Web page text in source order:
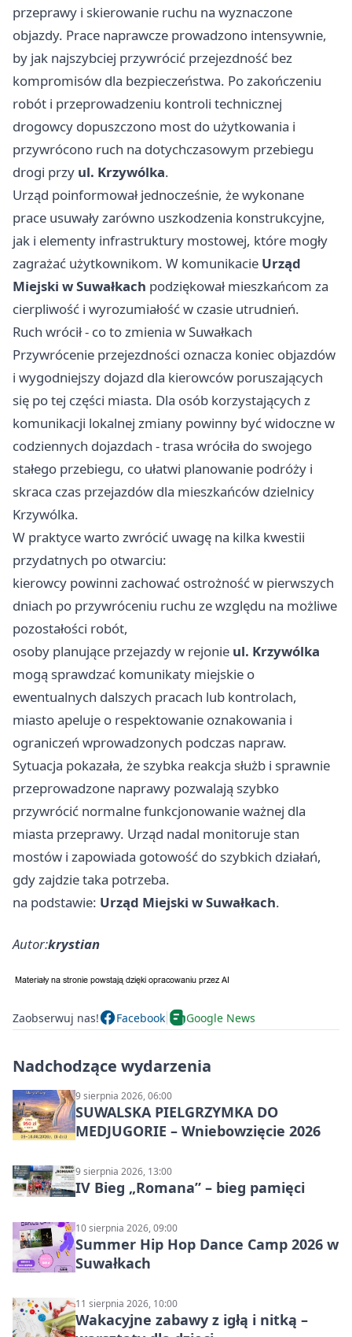
przeprawy i skierowanie ruchu na wyznaczone
objazdy. Prace naprawcze prowadzono intensywnie,
by jak najszybciej przywrócić przejezdność bez
kompromisów dla bezpieczeństwa. Po zakończeniu
robót i przeprowadzeniu kontroli technicznej
drogowcy dopuszczono most do użytkowania i
przywrócono ruch na dotychczasowym przebiegu
drogi przy ul. Krzywólka.
Urząd poinformował jednocześnie, że wykonane
prace usuwały zarówno uszkodzenia konstrukcyjne,
jak i elementy infrastruktury mostowej, które mogły
zagrażać użytkownikom. W komunikacie Urząd
Miejski w Suwałkach podziękował mieszkańcom za
cierpliwość i wyrozumiałość w czasie utrudnień.
Ruch wrócił - co to zmienia w Suwałkach
Przywrócenie przejezdności oznacza koniec objazdów
i wygodniejszy dojazd dla kierowców poruszających
się po tej części miasta. Dla osób korzystających z
komunikacji lokalnej zmiany powinny być widoczne w
codziennych dojazdach - trasa wróciła do swojego
stałego przebiegu, co ułatwi planowanie podróży i
skraca czas przejazdów dla mieszkańców dzielnicy
Krzywólka.
W praktyce warto zwrócić uwagę na kilka kwestii
przydatnych po otwarciu:
kierowcy powinni zachować ostrożność w pierwszych
dniach po przywróceniu ruchu ze względu na możliwe
pozostałości robót,
osoby planujące przejazdy w rejonie ul. Krzywólka
mogą sprawdzać komunikaty miejskie o
ewentualnych dalszych pracach lub kontrolach,
miasto apeluje o respektowanie oznakowania i
ograniczeń wprowadzonych podczas napraw.
Sytuacja pokazała, że szybka reakcja służb i sprawnie
przeprowadzone naprawy pozwalają szybko
przywrócić normalne funkcjonowanie ważnej dla
miasta przeprawy. Urząd nadal monitoruje stan
mostów i zapowiada gotowość do szybkich działań,
gdy zajdzie taka potrzeba.
na podstawie: Urząd Miejski w Suwałkach.
Autor:krystian
Zaobserwuj nas! Facebook Google News
Nadchodzące wydarzenia
9 sierpnia 2026, 06:00
SUWALSKA PIELGRZYMKA DO
MEDJUGORIE – Wniebowzięcie 2026
9 sierpnia 2026, 13:00
IV Bieg „Romana” – bieg pamięci
10 sierpnia 2026, 09:00
Summer Hip Hop Dance Camp 2026 w
Suwałkach
11 sierpnia 2026, 10:00
Wakacyjne zabawy z igłą i nitką –